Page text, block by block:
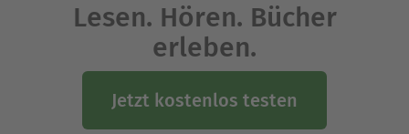
Lesen. Hören. Bücher
erleben.
Jetzt kostenlos testen